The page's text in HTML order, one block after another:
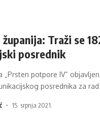
Traži se
posrednik
„Prsten potpore IV“
posrednika za
15. srpnja 2021.